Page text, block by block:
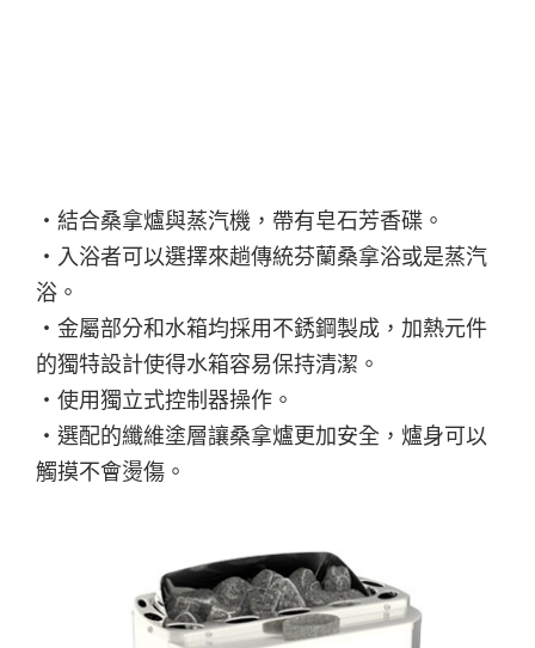
・結合桑拿爐與蒸汽機，帶有皂石芳香碟。
・入浴者可以選擇來趟傳統芬蘭桑拿浴或是蒸汽
浴。
・金屬部分和水箱均採用不銹鋼製成，加熱元件
的獨特設計使得水箱容易保持清潔。
・使用獨立式控制器操作。
・選配的纖維塗層讓桑拿爐更加安全，爐身可以
觸摸不會燙傷。